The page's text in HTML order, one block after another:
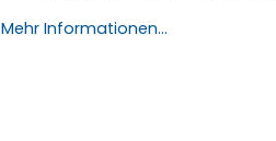
SAP PM als Werkzeug zur
Mehr Informationen...